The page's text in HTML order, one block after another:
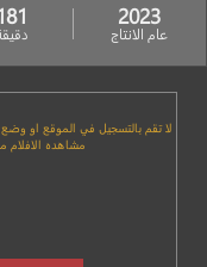
2023
عام الانتاج
لا تقم بالتسجيل في الموقع او
مشاهده الافلام